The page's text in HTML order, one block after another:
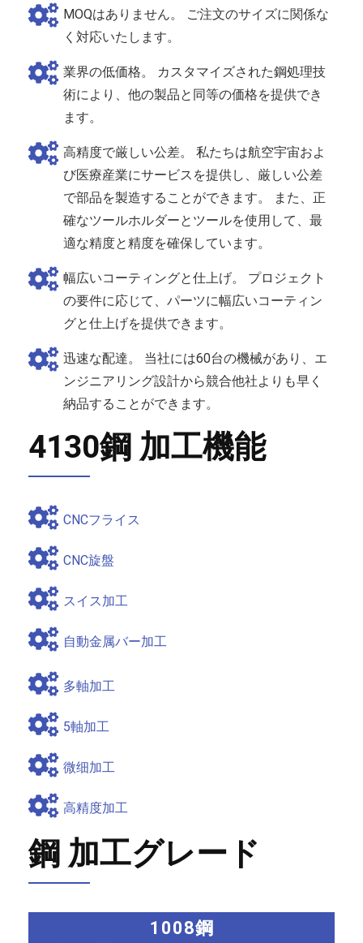
MOQはありません。 ご注文のサイズに関係な
く対応いたします。
業界の低価格。 カスタマイズされた鋼処理技
術により、他の製品と同等の価格を提供でき
ます。
高精度で厳しい公差。 私たちは航空宇宙およ
び医療産業にサービスを提供し、厳しい公差
で部品を製造することができます。 また、正
確なツールホルダーとツールを使用して、最
適な精度と精度を確保しています。
幅広いコーティングと仕上げ。 プロジェクト
の要件に応じて、パーツに幅広いコーティン
グと仕上げを提供できます。
迅速な配達。 当社には60台の機械があり、エ
ンジニアリング設計から競合他社よりも早く
納品することができます。
4130鋼 加工機能
CNCフライス
CNC旋盤
スイス加工
自動金属バー加工
多軸加工
5軸加工
微细加工
高精度加工
鋼 加工グレード
1008鋼